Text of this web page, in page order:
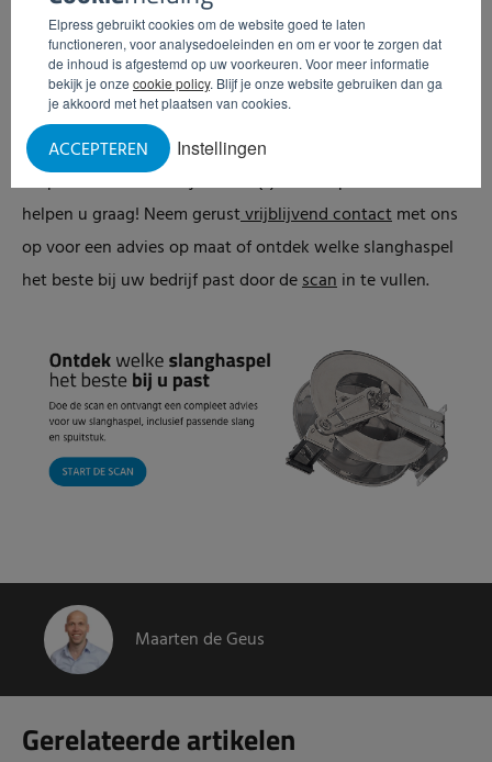
Elpress gebruikt cookies om de website goed te laten
functioneren, voor analysedoeleinden en om er voor te zorgen dat
de inhoud is afgestemd op uw voorkeuren. Voor meer informatie
bekijk je onze cookie policy. Blijf je onze website gebruiken dan ga
je akkoord met het plaatsen van cookies.
Instellingen
ACCEPTEREN
polsen van uw medewerkers niet onnodig hoeven te
worden belast om dit weer op te lossen.
Meer informatie
Wilt u weten hoe u slanghaspels veilig en efficiënt kunt
toepassen in uw bedrijfsruimte(s)? Onze specialisten
helpen u graag! Neem gerustvrijblijvend contactmet ons
op voor een advies op maat of ontdek welke slanghaspel
het beste bij uw bedrijf past door descanin te vullen.
Maarten de Geus
Gerelateerde artikelen